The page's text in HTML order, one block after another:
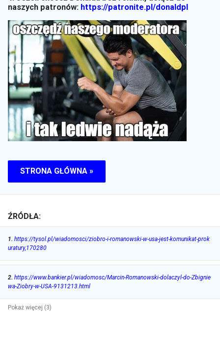
naszych patronów: https://patronite.pl/donaldpl
STRONA GŁÓWNA »
ŹRÓDŁA:
1. https://tysol.pl/wiadomosci/ziobro-i-romanowski-w-usa-jest-komunikat-prok
uratury,170280
2. https://www.bankier.pl/wiadomosc/Marcin-Romanowski-dolaczyl-do-Zbignie
wa-Ziobry-w-USA-9131213.html
Pokaż więcej (3)